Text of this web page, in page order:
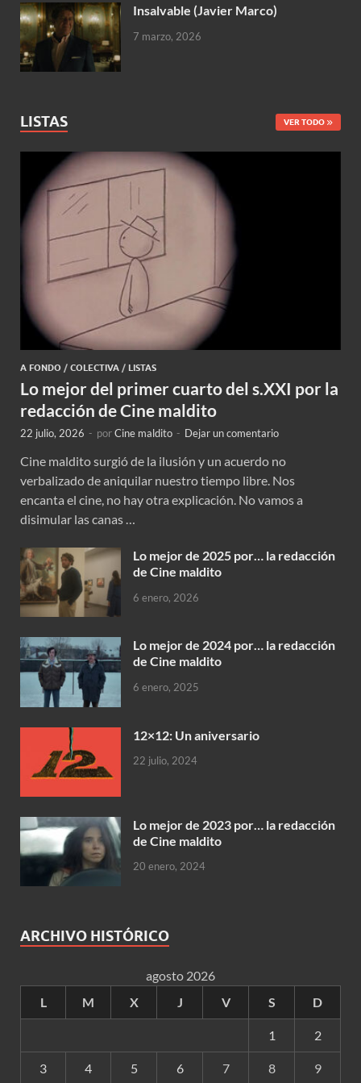
Insalvable (Javier Marco)
7 marzo, 2026
LISTAS VER TODO
A FONDO / COLECTIVA / LISTAS
Lo mejor del primer cuarto del s.XXI por la
redacción de Cine maldito
22 julio, 2026 - porCine maldito - Dejar un comentario
Cine maldito surgió de la ilusión y un acuerdo no
verbalizado de aniquilar nuestro tiempo libre. Nos
encanta el cine, no hay otra explicación. No vamos a
disimular las canas …
Lo mejor de 2025 por… la redacción
de Cine maldito
6 enero, 2026
Lo mejor de 2024 por… la redacción
de Cine maldito
6 enero, 2025
12×12: Un aniversario
22 julio, 2024
Lo mejor de 2023 por… la redacción
de Cine maldito
20 enero, 2024
ARCHIVO HISTÓRICO
agosto 2026
L
M X J V S D
1 2
3 4 5 6 7 8 9